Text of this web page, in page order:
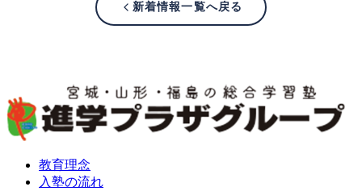
新着情報一覧へ戻る
教育理念
入塾の流れ